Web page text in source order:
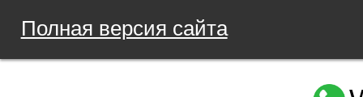
Полная версия сайта